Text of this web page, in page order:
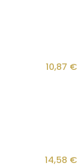
10,87 €
14,58 €